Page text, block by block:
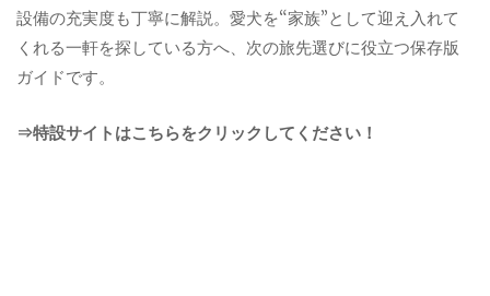
設備の充実度も丁寧に解説。愛犬を“家族”として迎え入れて
くれる一軒を探している方へ、次の旅先選びに役立つ保存版
ガイドです。
⇒特設サイトはこちらをクリックしてください！